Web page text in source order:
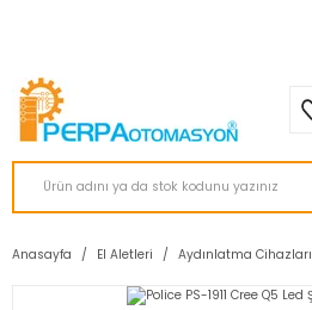
Anasayfa El Aletleri Aydınlatma Cihazları